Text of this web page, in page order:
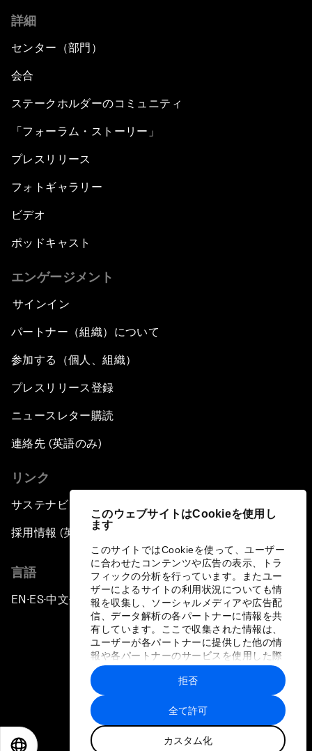
このウェブサイトはCookieを使用し
ます
このサイトではCookieを使って、ユーザー
に合わせたコンテンツや広告の表示、トラ
フィックの分析を行っています。またユー
ザーによるサイトの利用状況についても情
報を収集し、ソーシャルメディアや広告配
信、データ解析の各パートナーに情報を共
有しています。ここで収集された情報は、
ユーザーが各パートナーに提供した他の情
報や各パートナーのサービスを使用した際
に収集された情報と組み合わされ、各パー
トナーによって使用されることがありま
す。
全て許可
カスタム化
拒否
詳細
センター（部門）
会合
ステークホルダーのコミュニティ
「フォーラム・ストーリー」
プレスリリース
フォトギャラリー
ビデオ
ポッドキャスト
エンゲージメント
サインイン
パートナー（組織）について
参加する（個人、組織）
プレスリリース登録
ニュースレター購読
連絡先 (英語のみ)
リンク
サステナビリティへの取り組み
採用情報 (英語のみ)
言語
EN ▪ES▪中文▪ 日本語
プライバシーポリシーと利用規約
サイトマップ
©
世界経済フォーラム